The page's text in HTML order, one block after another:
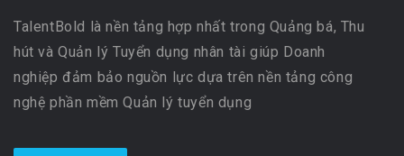
TalentBold là nền tảng hợp nhất trong Quảng bá, Thu
hút và Quản lý Tuyển dụng nhân tài giúp Doanh
nghiệp đảm bảo nguồn lực dựa trên nền tảng công
nghệ phần mềm Quản lý tuyển dụng